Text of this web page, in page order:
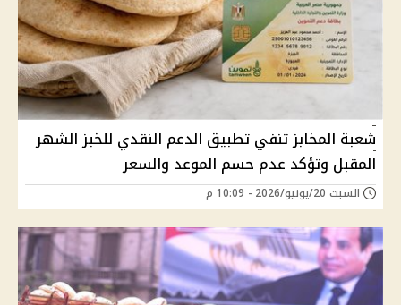
شعبة المخابز تنفي تطبيق الدعم النقدي للخبز الشهر
المقبل وتؤكد عدم حسم الموعد والسعر
السبت 20/يونيو/2026 - 10:09 م